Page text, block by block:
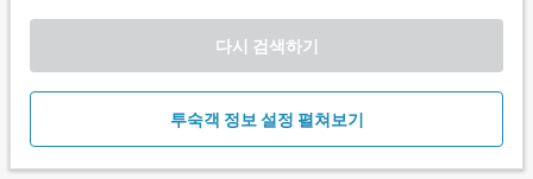
다시 검색하기
투숙객 정보 설정 펼쳐보기